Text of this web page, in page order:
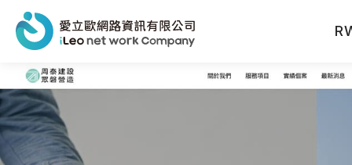
網站設計報價洽詢
聯絡人姓名